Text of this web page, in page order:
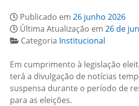
Publicado em 26 junho 2026
Última Atualização em 26 de
Categoria Institucional
Em cumprimento à legislação
terá a divulgação de notícias
suspensa durante o período de
para as eleições.